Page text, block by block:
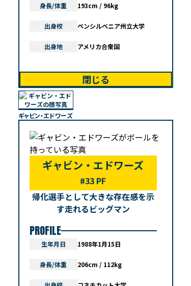
身長/体重 193cm / 96kg
出身校 ペンシルベニア州立大学
出身地 アメリカ合衆国
閉じる
ギャビン・エドワーズ
ギャビン・エドワーズ
#33 PF
帰化選手として大きな存在感を示
す走れるビッグマン
PROFILE
生年月日 1988年1月15日
身長/体重 206cm / 112kg